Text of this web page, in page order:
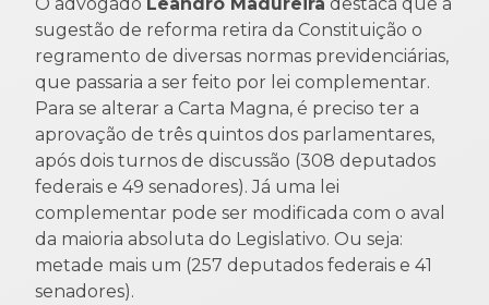
sugestão de reforma retira da Constituição o
regramento de diversas normas previdenciárias,
que passaria a ser feito por lei complementar.
Para se alterar a Carta Magna, é preciso ter a
aprovação de três quintos dos parlamentares,
após dois turnos de discussão (308 deputados
federais e 49 senadores). Já uma lei
complementar pode ser modificada com o aval
da maioria absoluta do Legislativo. Ou seja:
metade mais um (257 deputados federais e 41
senadores).